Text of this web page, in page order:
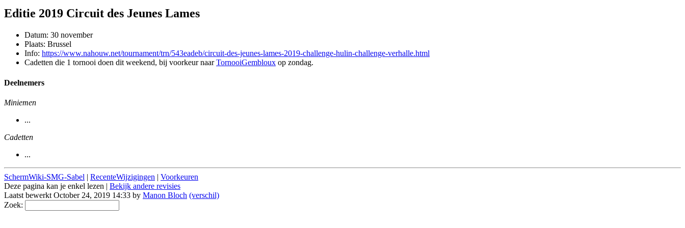
Editie 2019 Circuit des Jeunes Lames
Datum: 30 november
Plaats: Brussel
Info: https://www.nahouw.net/tournament/trn/543eadeb/circuit-des-jeunes-lames-2019-challenge-hulin-challenge-verhalle.html
Cadetten die 1 tornooi doen dit weekend, bij voorkeur naarTornooiGembloux op zondag.
Deelnemers
Miniemen
...
Cadetten
...
SchermWiki-SMG-Sabel | RecenteWijzigingen | Voorkeuren
Deze pagina kan je enkel lezen | Bekijk andere revisies
Laatst bewerkt October 24, 2019 14:33 by Manon Bloch (verschil)
Zoek: